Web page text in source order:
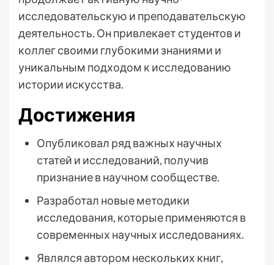
исследовательскую и преподавательскую
деятельность. Он привлекает студентов и
коллег своими глубокими знаниями и
уникальным подходом к исследованию
истории искусства.
Достижения
Опубликовал ряд важных научных
статей и исследований, получив
признание в научном сообществе.
Разработал новые методики
исследования, которые применяются в
современных научных исследованиях.
Являлся автором нескольких книг,